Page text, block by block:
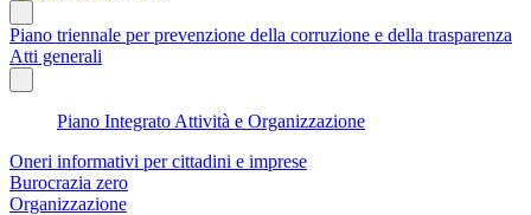
Piano triennale per prevenzione della corruzione e della trasparenza
Atti generali
Piano Integrato Attività e Organizzazione
Oneri informativi per cittadini e imprese
Burocrazia zero
Organizzazione